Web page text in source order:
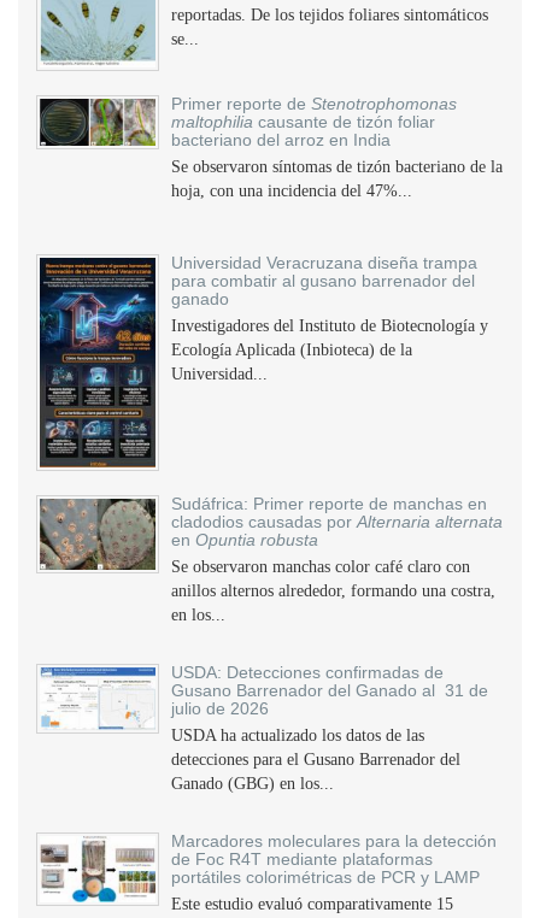
reportadas. De los tejidos foliares sintomáticos
se...
Primer reporte de Stenotrophomonas
maltophilia causante de tizón foliar
bacteriano del arroz en India
Se observaron síntomas de tizón bacteriano de la
hoja, con una incidencia del 47%...
Universidad Veracruzana diseña trampa
para combatir al gusano barrenador del
ganado
Investigadores del Instituto de Biotecnología y
Ecología Aplicada (Inbioteca) de la
Universidad...
Sudáfrica: Primer reporte de manchas en
cladodios causadas por Alternaria alternata
en Opuntia robusta
Se observaron manchas color café claro con
anillos alternos alrededor, formando una costra,
en los...
USDA: Detecciones confirmadas de
Gusano Barrenador del Ganado al 31 de
julio de 2026
USDA ha actualizado los datos de las
detecciones para el Gusano Barrenador del
Ganado (GBG) en los...
Marcadores moleculares para la detección
de Foc R4T mediante plataformas
portátiles colorimétricas de PCR y LAMP
Este estudio evaluó comparativamente 15